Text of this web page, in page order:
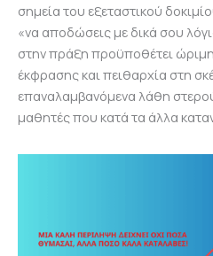
σημεία του εξεταστικού
«να αποδώσεις με δικά σου
στην πράξη προϋποθέτει
έκφρασης και πειθαρχία στη
επαναλαμβανόμενα λάθη
μαθητές που κατά τα άλλα